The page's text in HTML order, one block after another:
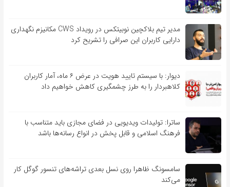
مدیر تیم بلاکچین نوبیتکس در رویداد CWS مکانیزم نگهداری
دارایی کاربران این صرافی را تشریح کرد
دیوار: با سیستم تایید هویت در عرض ۶ ماه، آمار کاربران
کلاهبردار را به طرز چشمگیری کاهش خواهیم داد
ساترا: تولیدات ویدیویی در فضای مجازی باید متناسب با
فرهنگ اسلامی و قابل پخش در انواع رسانه‌ها باشد
سامسونگ ظاهرا روی نسل بعدی تراشه‌های تنسور گوگل کار
می‌کند